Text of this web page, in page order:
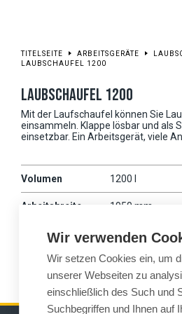
TITELSEITE ARBEITSGERÄTE
LAUBSCHAUFEL 1200
LAUBSCHAUFEL 1200
Mit der Laufschaufel können Sie
einsammeln. Klappe lösbar und als
einsetzbar. Ein Arbeitsgerät, viele
Volumen 1200 l
Arbeitsbreite 1950 mm
Gewicht 455 kg
475
Wir verwenden
Wir setzen Cookies ein, um
unserer Webseiten zu
einschließlich des Such und
Suchbegriffen und Ihnen auf